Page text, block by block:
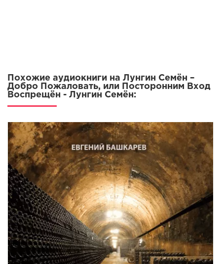
Похожие аудиокниги на Лунгин Семён –
Добро Пожаловать, или Посторонним Вход
Воспрещён - Лунгин Семён: